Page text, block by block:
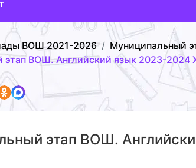
ВОШ 2021-2026
Муниципальный
этап ВОШ. Английский язык 2023-2024
этап ВОШ.